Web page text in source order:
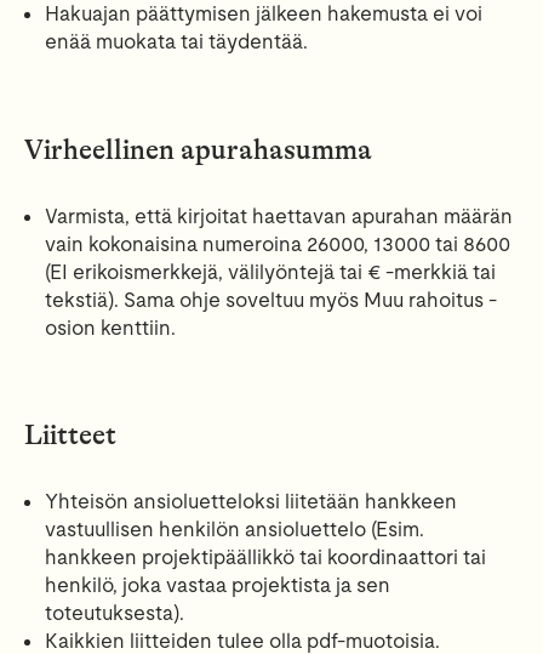
Hakuajan päättymisen jälkeen hakemusta ei voi
enää muokata tai täydentää.
Virheellinen apurahasumma
Varmista, että kirjoitat haettavan apurahan määrän
vain kokonaisina numeroina 26000, 13000 tai 8600
(EI erikoismerkkejä, välilyöntejä tai € -merkkiä tai
tekstiä). Sama ohje soveltuu myös Muu rahoitus -
osion kenttiin.
Liitteet
Yhteisön ansioluetteloksi liitetään hankkeen
vastuullisen henkilön ansioluettelo (Esim.
hankkeen projektipäällikkö tai koordinaattori tai
henkilö, joka vastaa projektista ja sen
toteutuksesta).
Kaikkien liitteiden tulee olla pdf-muotoisia.